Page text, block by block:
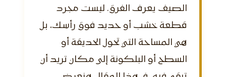
الصيف يعرف الفرق. ليست مجرد
قطعة خشب أو حديد فوق رأسك، بل
هي المساحة التي تحول الحديقة أو
السطح أو البلكونة إلى مكان تريد أن